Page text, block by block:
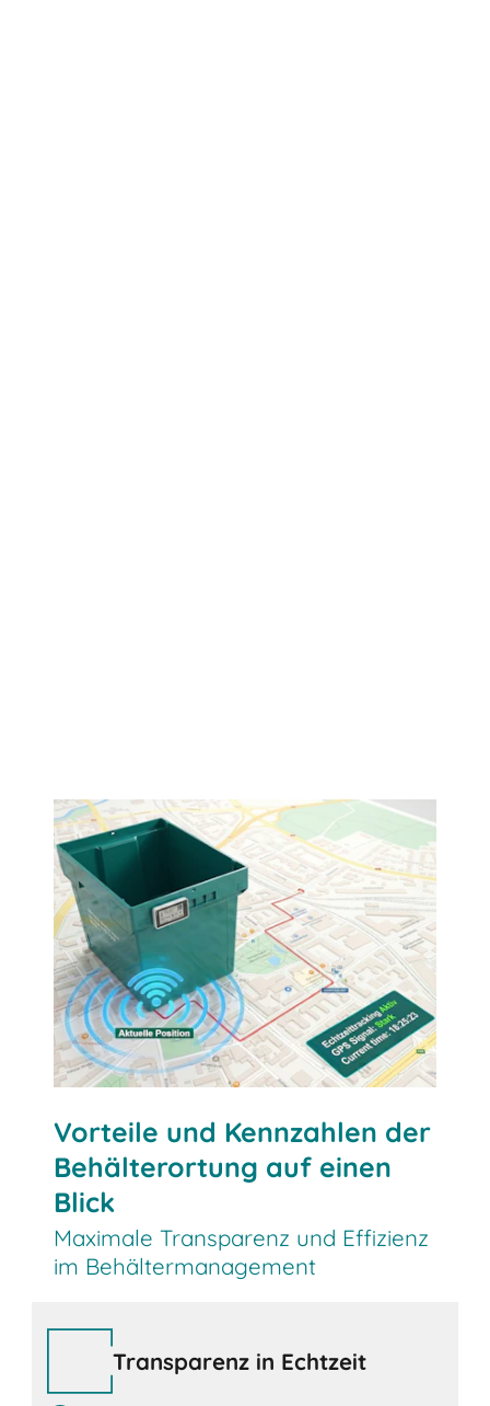
Echtzeitortung nutzen
Vorteile und Kennzahlen der
Behälterortung auf einen
Blick
Maximale Transparenz und Effizienz
im Behältermanagement
Transparenz in Echtzeit